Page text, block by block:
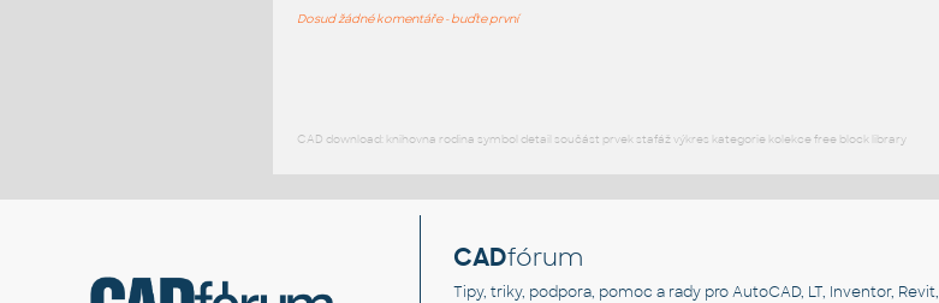
Dosud žádné komentáře - buďte první
CAD download: knihovna rodina symbol detail součást prvek stafáž výkres kategorie kolekce free block library
CADfórum
Tipy, triky, podpora, pomoc a rady pro AutoCAD, LT, Inventor, Revit,